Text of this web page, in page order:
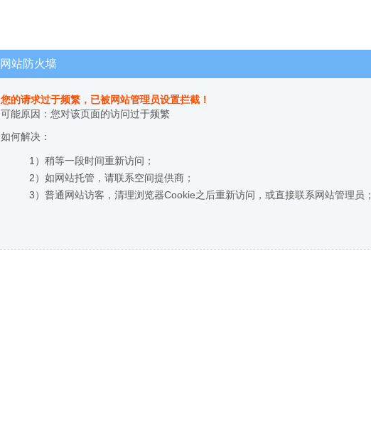
网站防火墙
您的请求过于频繁，已被网站管理员设置拦截！
可能原因：您对该页面的访问过于频繁
如何解决：
1）稍等一段时间重新访问；
2）如网站托管，请联系空间提供商；
3）普通网站访客，清理浏览器Cookie之后重新访问，或直接联系网站管理员；